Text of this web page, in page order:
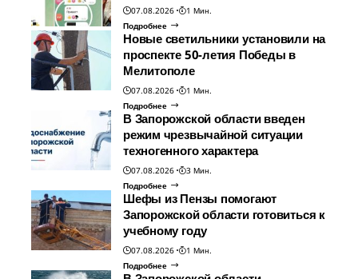
07.08.2026
1 Мин.
Подробнее
Новые светильники установили на
проспекте 50-летия Победы в
Мелитополе
07.08.2026
1 Мин.
Подробнее
В Запорожской области введен
режим чрезвычайной ситуации
техногенного характера
07.08.2026
3 Мин.
Подробнее
Шефы из Пензы помогают
Запорожской области готовиться к
учебному году
07.08.2026
1 Мин.
Подробнее